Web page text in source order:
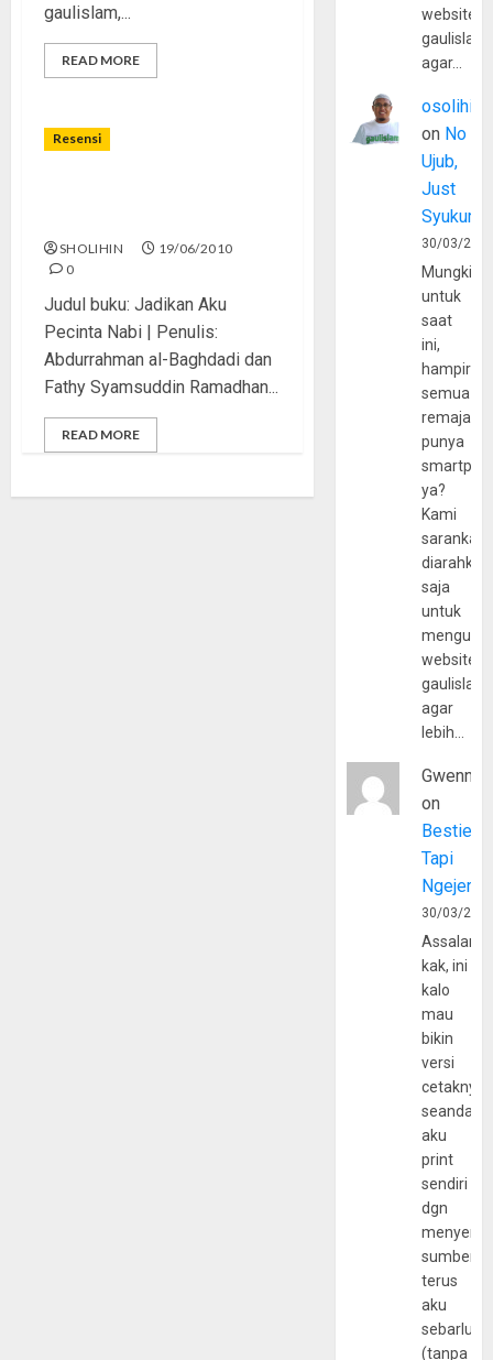
gaulislam,...
READ MORE
Resensi
SHOLIHIN
19/06/2010
0
Judul buku: Jadikan Aku
Pecinta Nabi | Penulis:
Abdurrahman al-Baghdadi dan
Fathy Syamsuddin Ramadhan...
READ MORE
website
agar…
osolihin
on No
Ujub,
Just
Syukur
30/03/
Mungkin
untuk
saat
ini,
hampir
semua
remaja
punya
ya?
Kami
sarankan,
diarahkan
saja
untuk
website
agar
lebih…
Gwenny
on
Bestie
Tapi
30/03/
kak, ini
kalo
mau
bikin
versi
cetaknya
aku
print
sendiri
dgn
sumber
terus
aku
(tanpa